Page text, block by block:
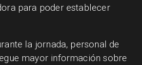
para poder establecer
la jornada, personal de
mayor información sobre